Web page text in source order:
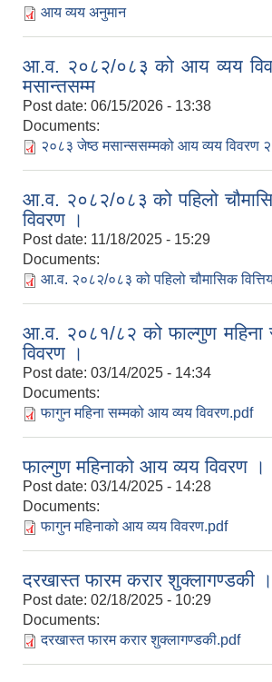
आय व्यय अनुमान
आ.व. २०८२/०८३ को आय व्यय
मसान्तसम्म
Post date: 06/15/2026 - 13:38
Documents:
२०८३ जेष्ठ मसान्ससम्मको आय व्यय विवरण
आ.व. २०८२/०८३ को पहिलो
विवरण ।
Post date: 11/18/2025 - 15:29
Documents:
आ.व. २०८२/०८३ को पहिलो चौमासिक
आ.व. २०८१/८२ को फाल्गुण महिना
विवरण ।
Post date: 03/14/2025 - 14:34
Documents:
फागुन महिना सम्मको आय व्यय विवरण.pdf
फाल्गुण महिनाको आय व्यय विवरण ।
Post date: 03/14/2025 - 14:28
Documents:
फागुन महिनाको आय व्यय विवरण.pdf
दरखास्त फारम करार शुक्लागण्डकी ।
Post date: 02/18/2025 - 10:29
Documents:
दरखास्त फारम करार शुक्लागण्डकी.pdf